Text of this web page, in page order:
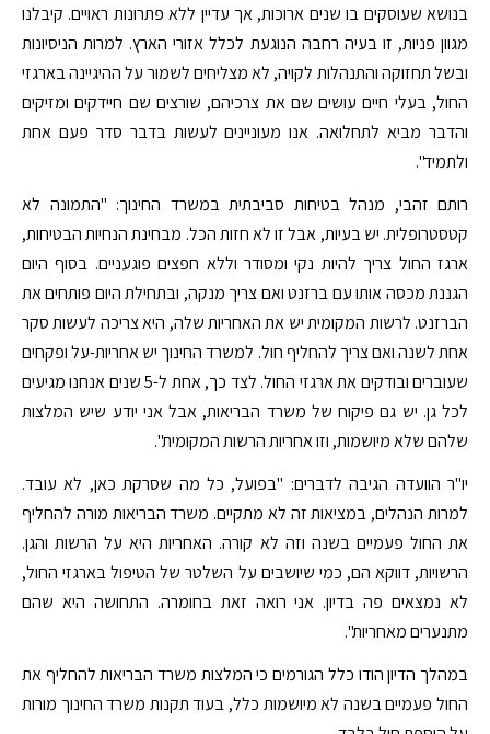
בנושא שעוסקים בו שנים ארוכות, אך עדיין ללא פתרונות ראויים. קיבלנו
מגוון פניות, זו בעיה רחבה הנוגעת לכלל אזורי הארץ. למרות הניסיונות
ובשל תחזוקה והתנהלות לקויה, לא מצליחים לשמור על ההיגיינה בארגזי
החול, בעלי חיים עושים שם את צרכיהם, שורצים שם חיידקים ומזיקים
והדבר מביא לתחלואה. אנו מעוניינים לעשות בדבר סדר פעם אחת
ולתמיד".
רותם זהבי, מנהל בטיחות סביבתית במשרד החינוך: "התמונה לא
קטסטרופלית. יש בעיות, אבל זו לא חזות הכל. מבחינת הנחיות הבטיחות,
ארגז החול צריך להיות נקי ומסודר וללא חפצים פוגעניים. בסוף היום
הגננת מכסה אותו עם ברזנט ואם צריך מנקה, ובתחילת היום פותחים את
הברזנט. לרשות המקומית יש את האחריות שלה, היא צריכה לעשות סקר
אחת לשנה ואם צריך להחליף חול. למשרד החינוך יש אחריות-על ופקחים
שעוברים ובודקים את ארגזי החול. לצד כך, אחת ל-5 שנים אנחנו מגיעים
לכל גן. יש גם פיקוח של משרד הבריאות, אבל אני יודע שיש המלצות
שלהם שלא מיושמות, וזו אחריות הרשות המקומית".
יו"ר הוועדה הגיבה לדברים: "בפועל, כל מה שסרקת כאן, לא עובד.
למרות הנהלים, במציאות זה לא מתקיים. משרד הבריאות מורה להחליף
את החול פעמיים בשנה וזה לא קורה. האחריות היא על הרשות והגן.
הרשויות, דווקא הם, כמי שיושבים על השלטר של הטיפול בארגזי החול,
לא נמצאים פה בדיון. אני רואה זאת בחומרה. התחושה היא שהם
מתנערים מאחריות".
במהלך הדיון הודו כלל הגורמים כי המלצות משרד הבריאות להחליף את
החול פעמיים בשנה לא מיושמות כלל, בעוד תקנות משרד החינוך מורות